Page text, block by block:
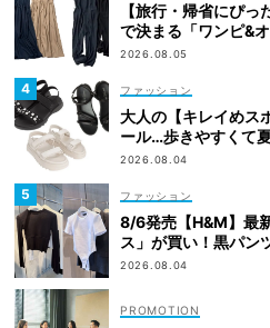
【旅行・帰省にぴ
で決まる「ワンピ&
2026.08.05
ファッション
大人の【キレイめス
ール…歩きやすくて
2026.08.04
ファッション
8/6発売【H&M】最
ス」が買い！黒パン
2026.08.04